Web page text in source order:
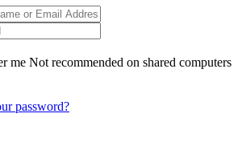
me Not recommended on shared computers
password?